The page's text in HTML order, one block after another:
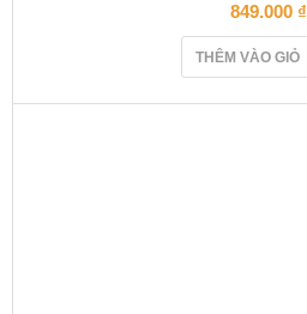
849.000 ₫
THÊM VÀO GIỎ